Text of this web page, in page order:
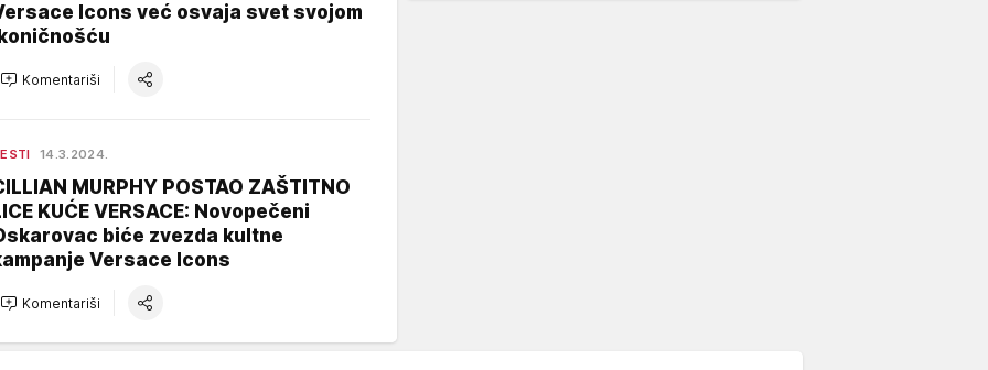
Icons već osvaja svet svojom
Komentariši
14.3.2024.
MURPHY POSTAO ZAŠTITNO
KUĆE VERSACE: Novopečeni
biće zvezda kultne
Versace Icons
Komentariši